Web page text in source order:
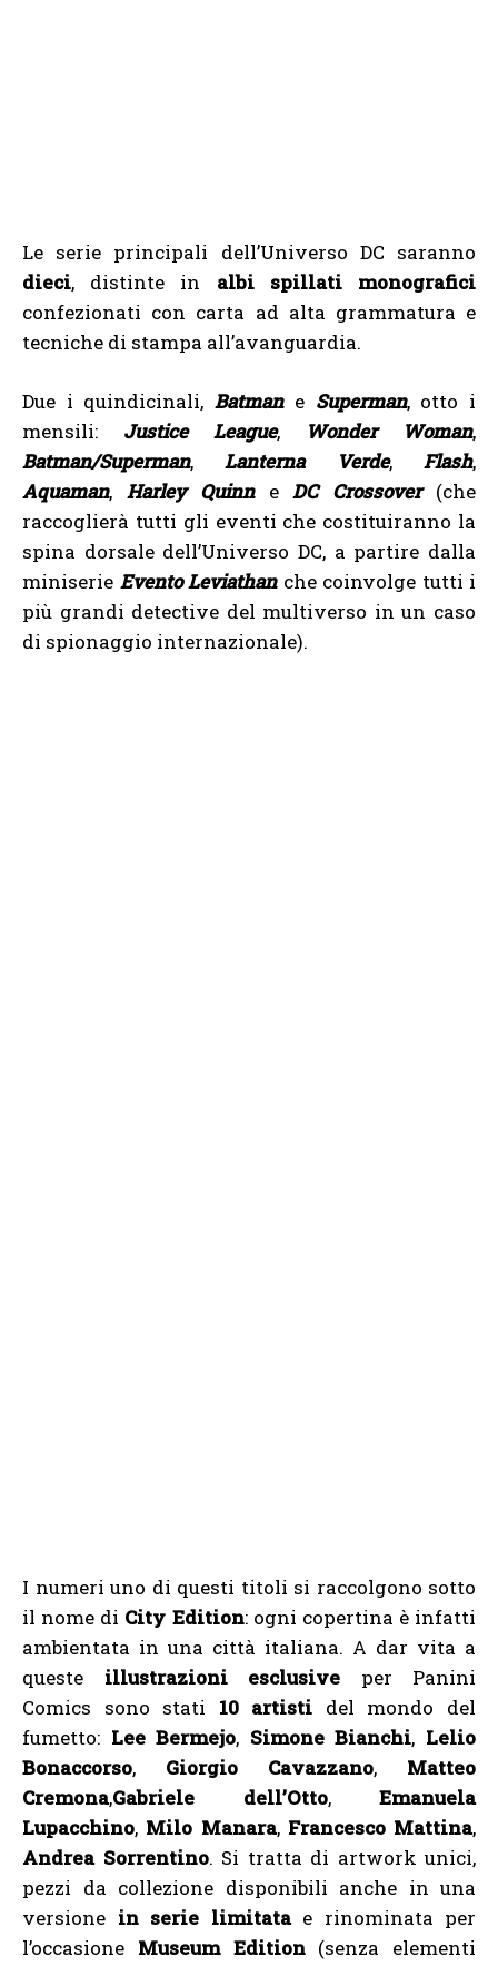
Le serie principali dell’Universo DC saranno
dieci, distinte in albi spillati monografici
confezionati con carta ad alta grammatura e
tecniche di stampa all’avanguardia.
Due i quindicinali,Batmane Superman, otto i
mensili: Justice League, Wonder Woman,
Batman/Superman,Lanterna Verde,Flash,
Aquaman, Harley QuinneDC Crossover(che
raccoglierà tutti gli eventi che costituiranno la
spina dorsale dell’Universo DC, a partire dalla
miniserie Evento Leviathanche coinvolge tutti i
più grandi detective del multiverso in un caso
di spionaggio internazionale).
I numeri uno di questi titoli si raccolgono sotto
il nome di City Edition: ogni copertina è infatti
ambientata in una città italiana. A dar vita a
queste illustrazioni esclusive per Panini
Comics sono stati 10 artisti del mondo del
fumetto: Lee Bermejo, Simone Bianchi, Lelio
Bonaccorso, Giorgio Cavazzano, Matteo
Cremona,Gabriele dell’Otto, Emanuela
Lupacchino, Milo Manara, Francesco Mattina,
Andrea Sorrentino. Si tratta di artwork unici,
pezzi da collezione disponibili anche in una
versione in serie limitatae rinominata per
l’occasione Museum Edition(senza elementi